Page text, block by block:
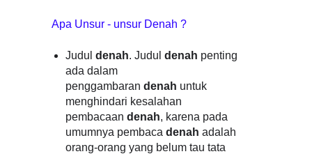
Apa Unsur - unsur Denah ?
Judul denah. Judul denah penting
ada dalam
penggambaran denah untuk
menghindari kesalahan
pembacaan denah, karena pada
umumnya pembaca denah adalah
orang-orang yang belum tau tata